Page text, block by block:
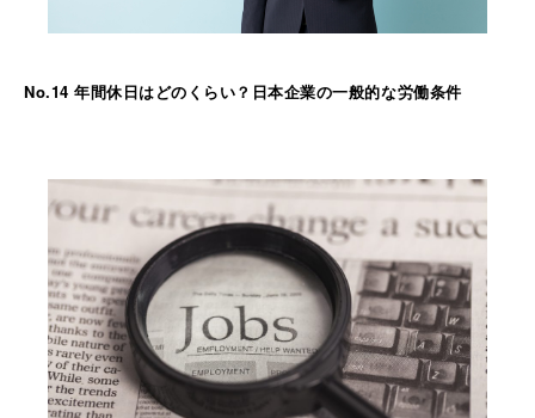
No.14 年間休日はどのくらい？日本企業の一般的な労働条件